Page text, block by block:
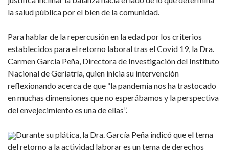
la salud pública por el bien de la comunidad.
Para hablar de la repercusión en la edad por los criterios
establecidos para el retorno laboral tras el Covid 19, la Dra.
Carmen García Peña, Directora de Investigación del Instituto
Nacional de Geriatría, quien inicia su intervención
reflexionando acerca de que “la pandemia nos ha trastocado
en muchas dimensiones que no esperábamos y la perspectiva
del envejecimiento es una de ellas”.
Durante su plática, la Dra. García Peña indicó que el tema
del retorno a la actividad laborar es un tema de derechos